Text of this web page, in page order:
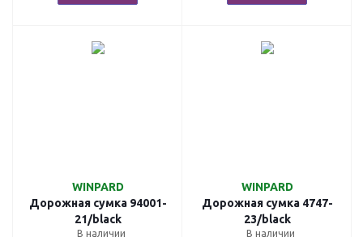
WINPARD
Дорожная сумка 94001-
21/black
В наличии
WINPARD
Дорожная сумка 4747-
23/black
В наличии